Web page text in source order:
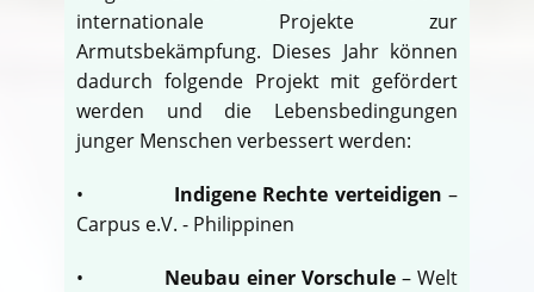
internationale Projekte zur
Armutsbekämpfung. Dieses Jahr können
dadurch folgende Projekt mit gefördert
werden und die Lebensbedingungen
junger Menschen verbessert werden:
• Indigene Rechte verteidigen –
Carpus e.V. - Philippinen
• Neubau einer Vorschule – Welt